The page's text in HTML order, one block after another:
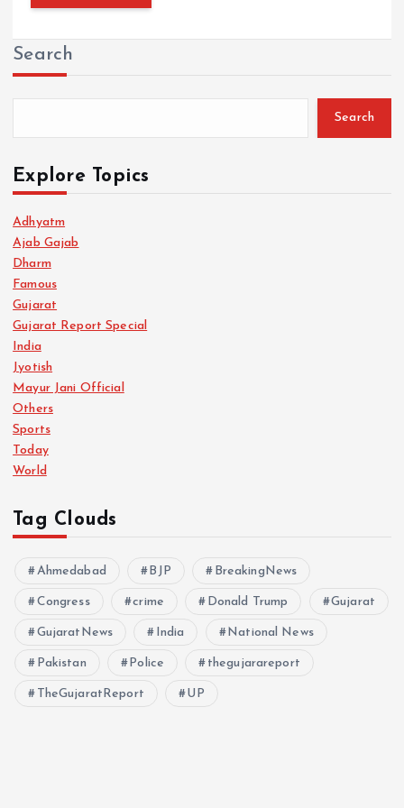
Search
Search
Explore Topics
Adhyatm
Ajab Gajab
Dharm
Famous
Gujarat
Gujarat Report Special
India
Jyotish
Mayur Jani Official
Others
Sports
Today
World
Tag Clouds
Ahmedabad BJP BreakingNews
Congress crime Donald Trump Gujarat
GujaratNews India National News
Pakistan Police thegujarareport
TheGujaratReport UP